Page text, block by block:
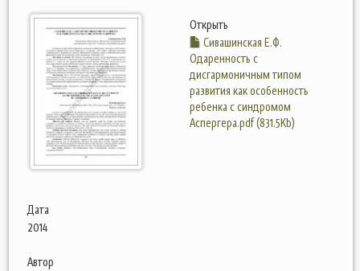
Открыть
Сивашинская Е.Ф.
Одаренность с
дисгармоничным типом
развития как особенность
ребенка с синдромом
Аспергера.pdf (831.5Kb)
Дата
2014
Автор